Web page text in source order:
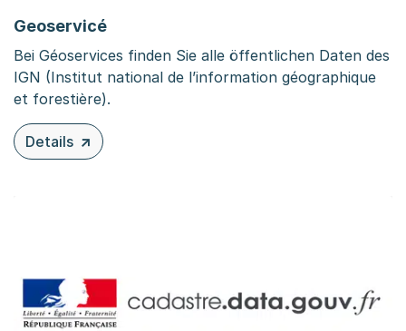
Geoservicé
Bei Géoservices finden Sie alle öffentlichen Daten des
IGN (Institut national de l’information géographique
et forestière).
Details
zu diesem Inhalt: Geoservicé